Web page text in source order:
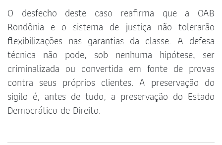
O desfecho deste caso reafirma que a OAB
Rondônia e o sistema de justiça não tolerarão
flexibilizações nas garantias da classe. A defesa
técnica não pode, sob nenhuma hipótese, ser
criminalizada ou convertida em fonte de provas
contra seus próprios clientes. A preservação do
sigilo é, antes de tudo, a preservação do Estado
Democrático de Direito.